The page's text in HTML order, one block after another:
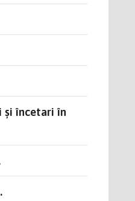
și încetari în